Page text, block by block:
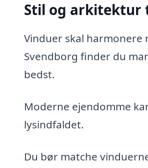
Stil og arkitektur
Vinduer skal
Svendborg finder du
bedst.
Moderne ejendomme
lysindfaldet.
Du bør matche